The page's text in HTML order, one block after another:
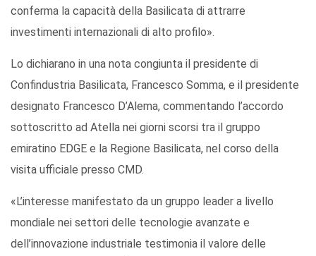
conferma la capacità della Basilicata di attrarre
investimenti internazionali di alto profilo».
Lo dichiarano in una nota congiunta il presidente di
Confindustria Basilicata, Francesco Somma, e il presidente
designato Francesco D’Alema, commentando l’accordo
sottoscritto ad Atella nei giorni scorsi tra il gruppo
emiratino EDGE e la Regione Basilicata, nel corso della
visita ufficiale presso CMD.
«L’interesse manifestato da un gruppo leader a livello
mondiale nei settori delle tecnologie avanzate e
dell’innovazione industriale testimonia il valore delle